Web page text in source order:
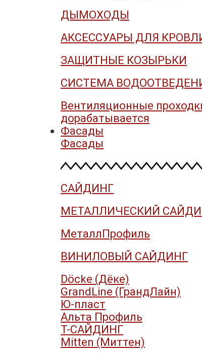
ДЫМОХОДЫ
АКСЕССУАРЫ ДЛЯ
ЗАЩИТНЫЕ КОЗЫРЬКИ
СИСТЕМА
Вентиляционные
дорабатывается
Фасады
Фасады
САЙДИНГ
МЕТАЛЛИЧЕСКИЙ
МеталлПрофиль
ВИНИЛОВЫЙ САЙДИНГ
Döcke (Дёке)
GrandLine (ГрандЛайн)
Ю-пласт
Альта Профиль
Т-САЙДИНГ
Mitten (Миттен)